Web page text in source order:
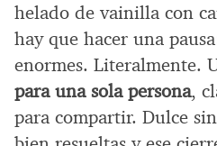
helado de vainilla con
hay que hacer una
enormes. Literalmente.
para una sola persona,
para compartir. Dulce